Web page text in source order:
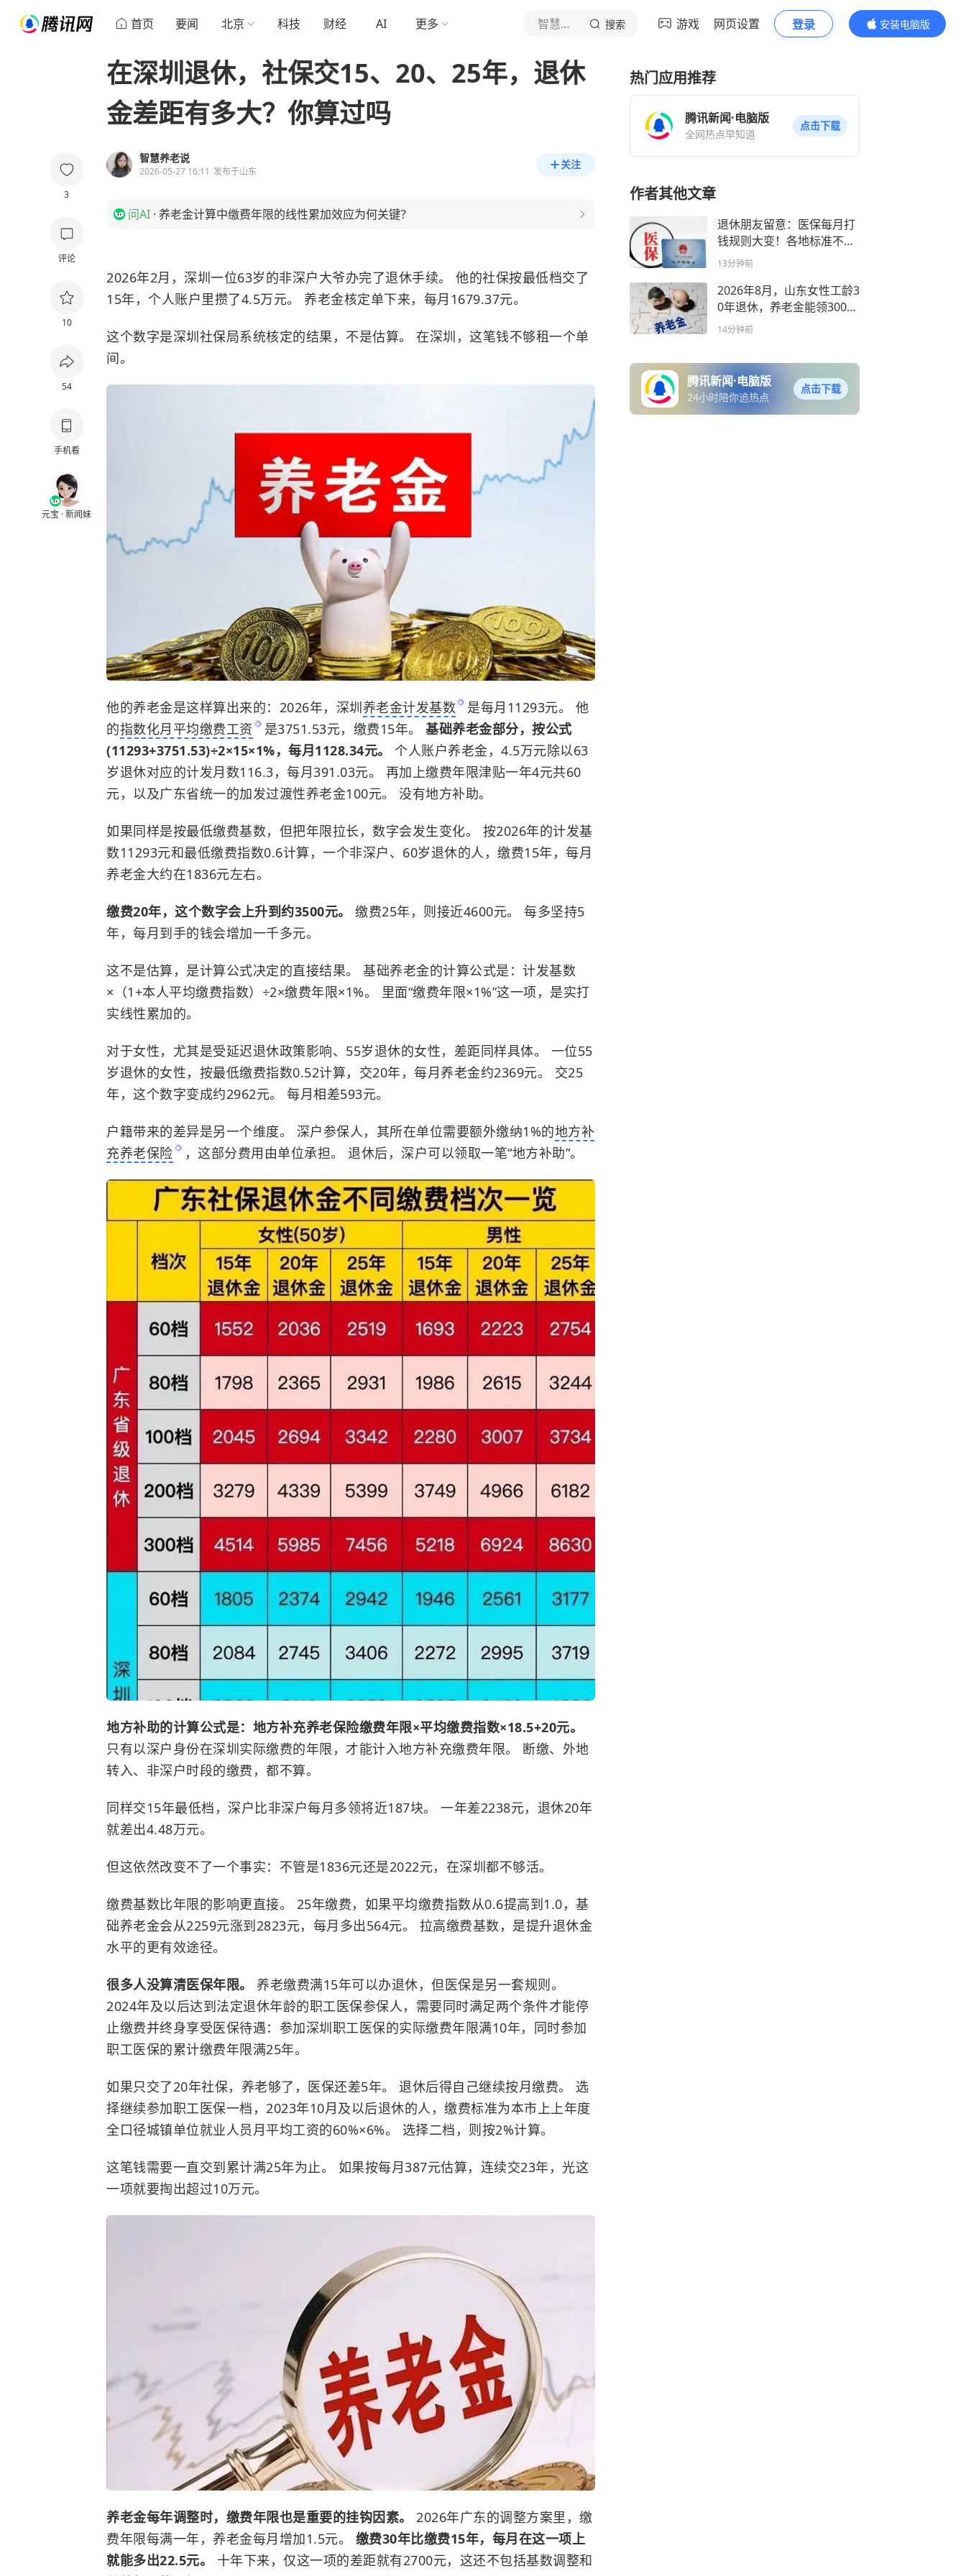
首页 要闻 北京 科技 财经 AI 更多 智慧养老说 搜索 游戏 网页设置 登录
安装电脑版
内容更精彩
3
评论
10
54
手机看
元宝 · 新闻妹
在深圳退休，社保交15、20、25年，退休
金差距有多大？你算过吗
智慧养老说
2026-05-27 16:11 发布于山东
关注
问AI · 养老金计算中缴费年限的线性累加效应为何关键？
2026年2月，深圳一位63岁的非深户大爷办完了退休手续。 他的社保按最低档交了
15年，个人账户里攒了4.5万元。 养老金核定单下来，每月1679.37元。
这个数字是深圳社保局系统核定的结果，不是估算。 在深圳，这笔钱不够租一个单
间。
他的养老金是这样算出来的：2026年，深圳养老金计发基数
是每月11293元。 他
的指数化月平均缴费工资 是3751.53元，缴费15年。 基础养老金部分，按公式
(11293+3751.53)÷2×15×1%，每月1128.34元。 个人账户养老金，4.5万元除以63
岁退休对应的计发月数116.3，每月391.03元。 再加上缴费年限津贴一年4元共60
元，以及广东省统一的加发过渡性养老金100元。 没有地方补助。
如果同样是按最低缴费基数，但把年限拉长，数字会发生变化。 按2026年的计发基
数11293元和最低缴费指数0.6计算，一个非深户、60岁退休的人，缴费15年，每月
养老金大约在1836元左右。
缴费20年，这个数字会上升到约3500元。 缴费25年，则接近4600元。 每多坚持5
年，每月到手的钱会增加一千多元。
这不是估算，是计算公式决定的直接结果。 基础养老金的计算公式是：计发基数
×（1+本人平均缴费指数）÷2×缴费年限×1%。 里面“缴费年限×1%”这一项，是实打
实线性累加的。
对于女性，尤其是受延迟退休政策影响、55岁退休的女性，差距同样具体。 一位55
岁退休的女性，按最低缴费指数0.52计算，交20年，每月养老金约2369元。 交25
年，这个数字变成约2962元。 每月相差593元。
户籍带来的差异是另一个维度。 深户参保人，其所在单位需要额外缴纳1%的地方补
充养老保险
，这部分费用由单位承担。 退休后，深户可以领取一笔“地方补助”。
地方补助的计算公式是：地方补充养老保险缴费年限×平均缴费指数×18.5+20元。
只有以深户身份在深圳实际缴费的年限，才能计入地方补充缴费年限。 断缴、外地
转入、非深户时段的缴费，都不算。
同样交15年最低档，深户比非深户每月多领将近187块。 一年差2238元，退休20年
就差出4.48万元。
但这依然改变不了一个事实：不管是1836元还是2022元，在深圳都不够活。
缴费基数比年限的影响更直接。 25年缴费，如果平均缴费指数从0.6提高到1.0，基
础养老金会从2259元涨到2823元，每月多出564元。 拉高缴费基数，是提升退休金
水平的更有效途径。
很多人没算清医保年限。 养老缴费满15年可以办退休，但医保是另一套规则。
2024年及以后达到法定退休年龄的职工医保参保人，需要同时满足两个条件才能停
止缴费并终身享受医保待遇：参加深圳职工医保的实际缴费年限满10年，同时参加
职工医保的累计缴费年限满25年。
如果只交了20年社保，养老够了，医保还差5年。 退休后得自己继续按月缴费。 选
择继续参加职工医保一档，2023年10月及以后退休的人，缴费标准为本市上上年度
全口径城镇单位就业人员月平均工资的60%×6%。 选择二档，则按2%计算。
这笔钱需要一直交到累计满25年为止。 如果按每月387元估算，连续交23年，光这
一项就要掏出超过10万元。
养老金每年调整时，缴费年限也是重要的挂钩因素。 2026年广东的调整方案里，缴
费年限每满一年，养老金每月增加1.5元。 缴费30年比缴费15年，每月在这一项上
就能多出22.5元。 十年下来，仅这一项的差距就有2700元，这还不包括基数调整和
热门应用推荐
腾讯新闻·电脑版
全网热点早知道
点击下载
作者其他文章
退休朋友留意：医保每月打
钱规则大变！各地标准不一
样，别搞错了
13分钟前
2026年8月，山东女性工龄3
0年退休，养老金能领3000
元吗？
14分钟前
腾讯新闻·电脑版
24小时陪你追热点
点击下载